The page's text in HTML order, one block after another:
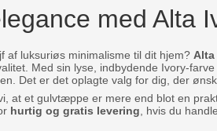
med Alta
af luksuriøs minimalisme til dit hjem? Alta
Med sin lyse, indbydende Ivory-
Det er det oplagte valg for dig, der
at et gulvtæppe er mere end blot en
hurtig og gratis levering , hvis du